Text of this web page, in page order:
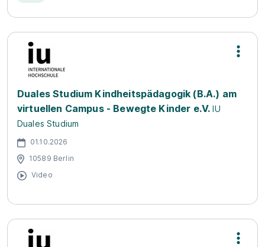
Duales Studium Kindheitspädagogik (B.A.) am
virtuellen Campus - Bewegte Kinder e.V. IU
Duales Studium
01.10.2026
10589 Berlin
Video